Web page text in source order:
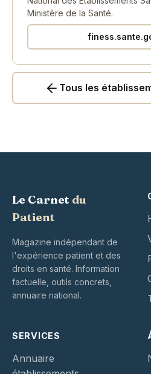
Ministère de la Santé.
Tous les
Le Carnet du
Patient
Magazine indépendant de
l'expérience patient et des
droits en santé. Information
factuelle, outils concrets,
annuaire national.
SERVICES
Annuaire